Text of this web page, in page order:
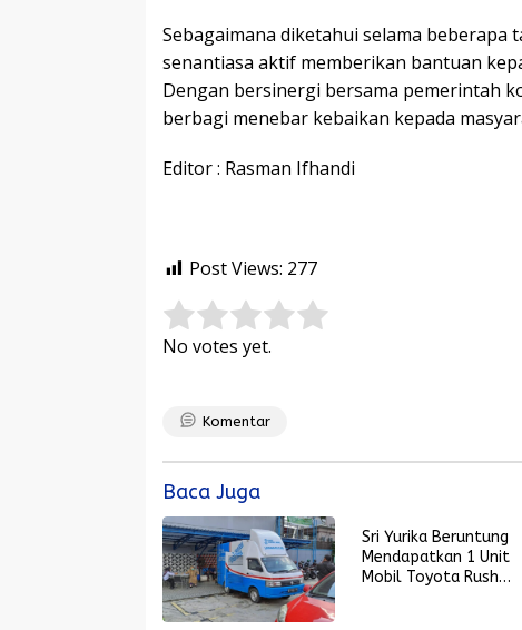
Sebagaimana diketahui selama beberapa
senantiasa aktif memberikan bantuan
Dengan bersinergi bersama pemerintah
berbagi menebar kebaikan kepada
Editor : Rasman Ifhandi
Post Views: 277
Rate this item:
No votes yet.
Komentar
Baca Juga
Sri Yurika Beruntung
Mendapatkan 1 Unit
Mobil Toyota Rush